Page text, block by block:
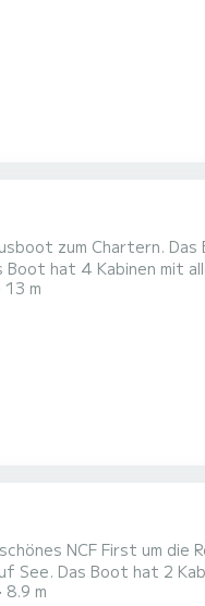
zum Chartern.
Begleiter sein, um
13 m
NCF First um
6 Personen.
perfekter Begleiter
8.9 m